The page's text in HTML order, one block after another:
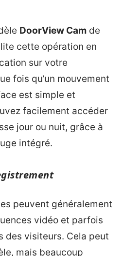
DoorView Cam de
cette opération en
sur votre
fois qu’un mouvement
est simple et
facilement accéder
jour ou nuit, grâce à
intégré.
peuvent généralement
vidéo et parfois
des visiteurs. Cela peut
mais beaucoup